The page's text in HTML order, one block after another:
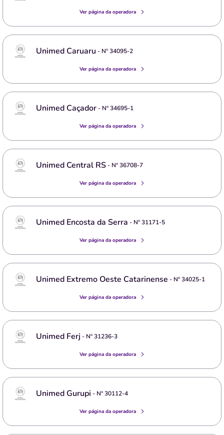
Ver página da operadora
Unimed Caruaru - Nº34095-2
Ver página da operadora
Unimed Caçador- Nº34695-1
Ver página da operadora
Unimed Central RS- Nº36708-7
Ver página da operadora
Unimed Encosta da Serra - Nº31171-5
Ver página da operadora
Unimed Extremo Oeste Catarinense - Nº34025-1
Ver página da operadora
Unimed Ferj - Nº31236-3
Ver página da operadora
Unimed Gurupi - Nº30112-4
Ver página da operadora